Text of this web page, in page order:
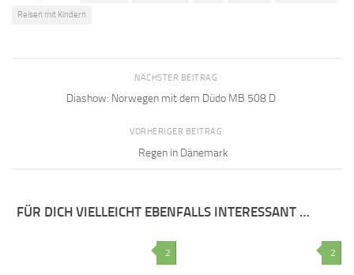
Reisen mit Kindern
NÄCHSTER BEITRAG
Diashow: Norwegen mit dem Düdo MB 508 D
VORHERIGER BEITRAG
Regen in Dänemark
FÜR DICH VIELLEICHT EBENFALLS INTERESSANT …
2 2